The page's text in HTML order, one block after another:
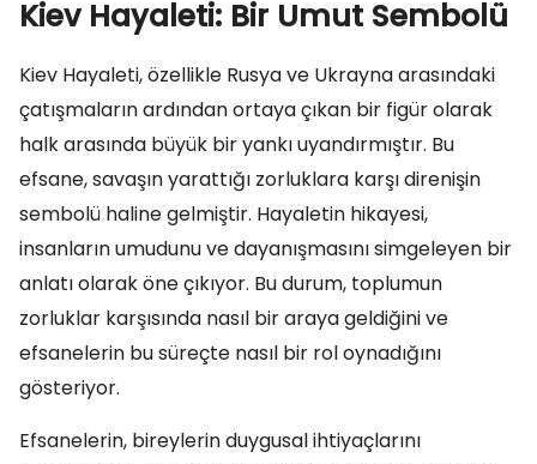
Kiev Hayaleti: Bir Umut Sembolü
Kiev Hayaleti, özellikle Rusya ve Ukrayna arasındaki
çatışmaların ardından ortaya çıkan bir figür olarak
halk arasında büyük bir yankı uyandırmıştır. Bu
efsane, savaşın yarattığı zorluklara karşı direnişin
sembolü haline gelmiştir. Hayaletin hikayesi,
insanların umudunu ve dayanışmasını simgeleyen bir
anlatı olarak öne çıkıyor. Bu durum, toplumun
zorluklar karşısında nasıl bir araya geldiğini ve
efsanelerin bu süreçte nasıl bir rol oynadığını
gösteriyor.
Efsanelerin, bireylerin duygusal ihtiyaçlarını